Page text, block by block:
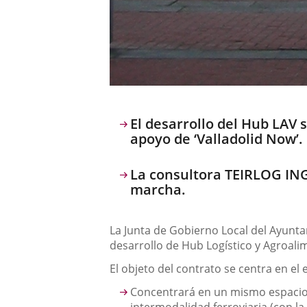
Descripción
El desarrollo del Hub
apoyo de ‘Valladolid Now’.
La consultora TEIRLOG
marcha.
La Junta de Gobierno Local del
desarrollo de Hub Logístico y
El objeto del contrato se centra en
Concentrará en un mismo